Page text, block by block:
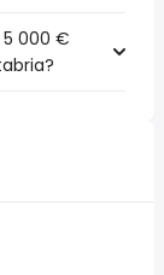
000 €